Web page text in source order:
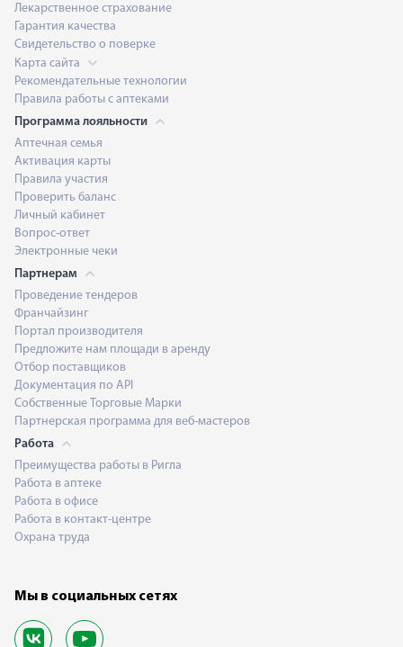
Лекарственное страхование
Гарантия качества
Свидетельство о поверке
Карта сайта
Рекомендательные технологии
Правила работы с аптеками
Программа лояльности
Аптечная семья
Активация карты
Правила участия
Проверить баланс
Личный кабинет
Вопрос-ответ
Электронные чеки
Партнерам
Проведение тендеров
Франчайзинг
Портал производителя
Предложите нам площади в аренду
Отбор поставщиков
Документация по API
Собственные Торговые Марки
Партнерская программа для веб-мастеров
Работа
Преимущества работы в Ригла
Работа в аптеке
Работа в офисе
Работа в контакт-центре
Охрана труда
Мы в социальных сетях